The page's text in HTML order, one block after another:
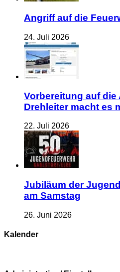
Angriff auf die
24. Juli 2026
Vorbereitung auf die
Drehleiter macht es
22. Juli 2026
Jubiläum der
am Samstag
26. Juni 2026
Kalender